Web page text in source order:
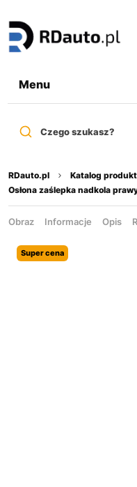
Menu
Czego szukasz?
RDauto.pl Katalog
Osłona zaślepka nadkola
Obraz Informacje Opis
Super cena